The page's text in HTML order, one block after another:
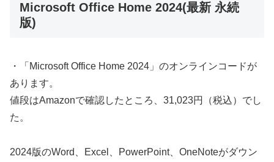
Microsoft Office Home 2024(最新 永続
版)
・「Microsoft Office Home 2024」のオンラインコードが
あります。
値段はAmazonで確認したところ、31,023円（税込）でし
た。
2024版のWord、Excel、PowerPoint、OneNoteがダウン